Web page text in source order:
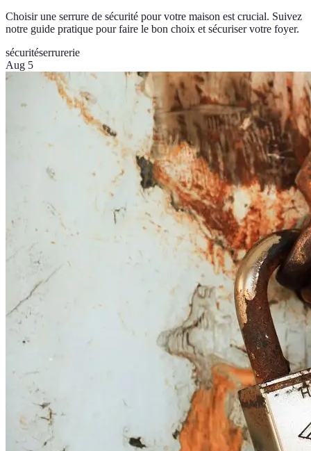
Choisir une serrure de sécurité pour votre maison est crucial. Suivez
notre guide pratique pour faire le bon choix et sécuriser votre foyer.
sécuritéserrurerie
Aug 5